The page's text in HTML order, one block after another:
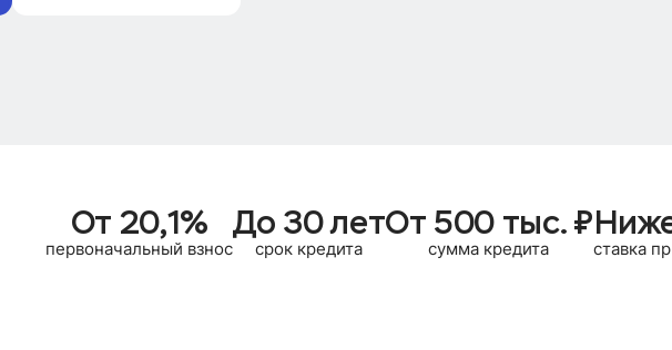
От 20,1%
первоначальный взнос
До 30 лет
срок кредита
От 500 тыс. ₽
сумма кредита ставка